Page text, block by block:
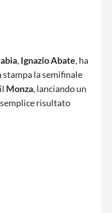
, Ignazio Abate, ha
la semifinale
Monza, lanciando un
risultato